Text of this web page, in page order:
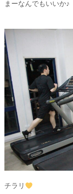
まーなんでもいいか♪
チラリ